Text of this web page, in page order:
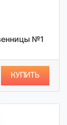
№1
КУПИТЬ